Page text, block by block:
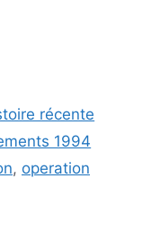
récente
1994
, operation